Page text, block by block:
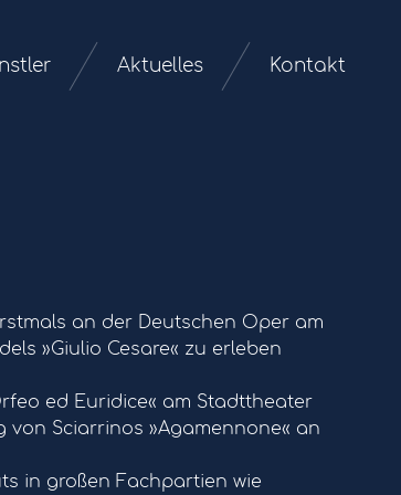
Aktuelles Kontakt
an der Deutschen Oper am
»Giulio Cesare« zu erleben
ed Euridice« am Stadttheater
Sciarrinos »Agamennone« an
in großen Fachpartien wie